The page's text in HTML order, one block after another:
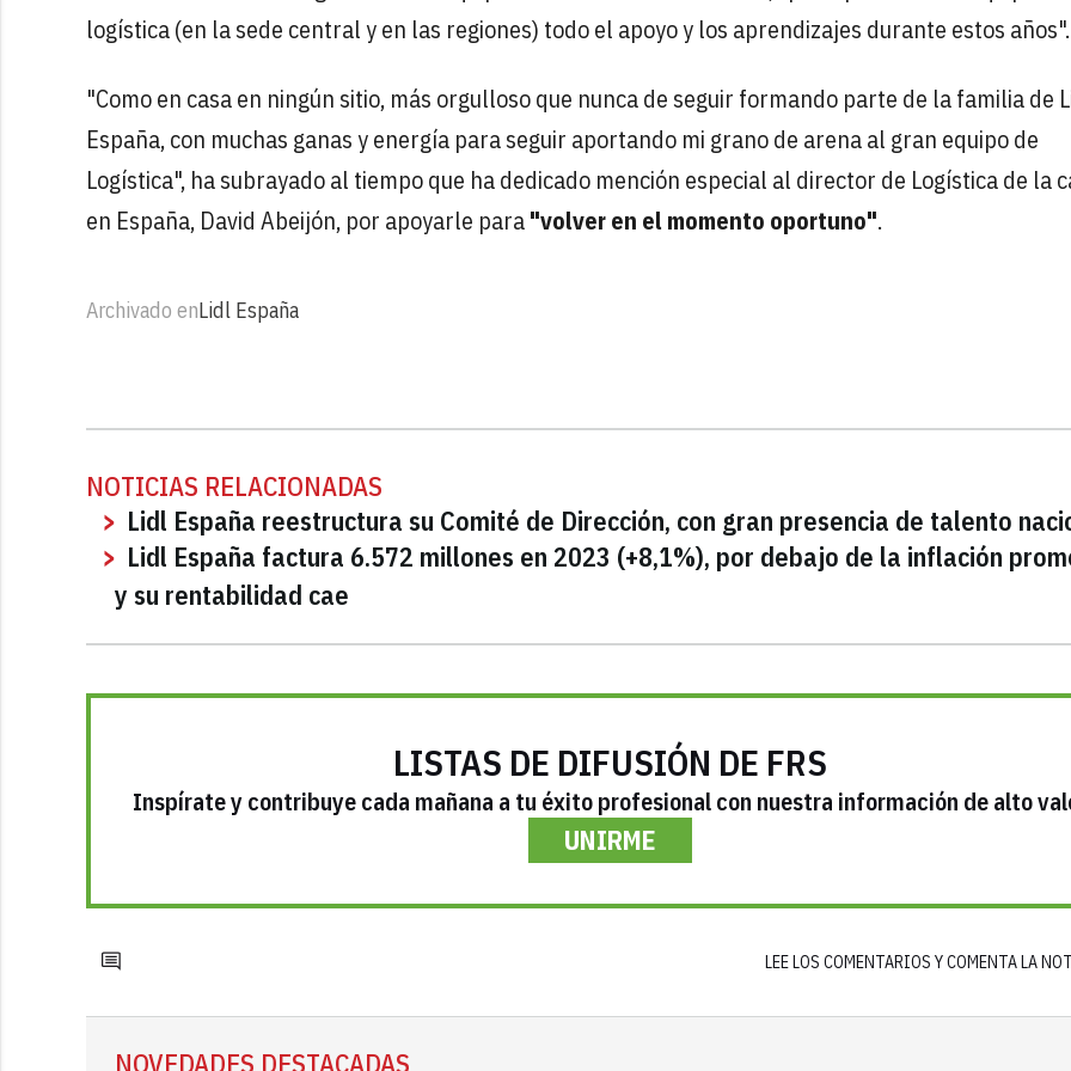
logística (en la sede central y en las regiones) todo el apoyo y los aprendizajes durante estos años".
"Como en casa en ningún sitio, más orgulloso que nunca de seguir formando parte de la familia de
España, con muchas ganas y energía para seguir aportando mi grano de arena al gran equipo de
Logística", ha subrayado al tiempo que ha dedicado mención especial al director de Logística de la
en España, David Abeijón, por apoyarle para"volver en el momento oportuno".
Archivado enLidl España
NOTICIAS RELACIONADAS
Lidl España reestructura su Comité de Dirección, con gran presencia de talento
Lidl España factura 6.572 millones en 2023 (+8,1%), por debajo de la inflación
y su rentabilidad cae
LISTAS DE DIFUSIÓN DE FRS
Inspírate y contribuye cada mañana a tu éxito profesional con nuestra información de alto
UNIRME
LEE LOS COMENTARIOS Y COMENTA LA
NOVEDADES DESTACADAS